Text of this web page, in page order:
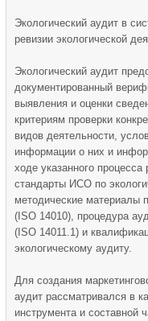
Экологический аудит в
ревизии экологической
Экологический аудит
документированный
выявления и оценки
критериям проверки
видов деятельности,
информации о них и
ходе указанного
стандарты ИСО по
методические материалы
(ISO 14010), процедура
(ISO 14011.1) и
экологическому аудиту.
Для создания
аудит рассматривался в
инструмента и составной